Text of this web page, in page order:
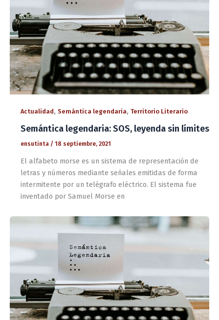
Actualidad, Semántica legendaria, Territorio Literario
Semántica legendaria: SOS, leyenda sin límites
ensutinta / 18 septiembre, 2021
El alfabeto morse es un sistema de representación de
letras y números mediante señales emitidas de forma
intermitente por un telégrafo eléctrico. El sistema fue
inventado por Samuel Morse en